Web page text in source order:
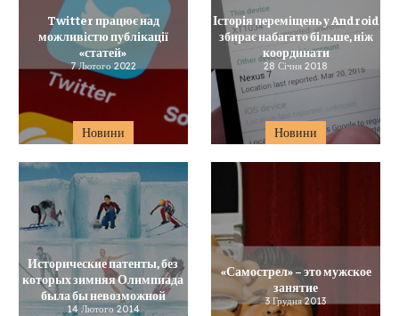
Новини
Twitter працює над
можливістю публікації
«статей»
7 Лютого 2022
Новини
Історія переміщень у Android
збирає набагато більше, ніж
координати
28 Січня 2018
Исторические патенты, без
которых зимняя Олимпиада
была бы невозможной
14 Лютого 2014
«Самострел» – это мужское
занятие
3 Грудня 2013